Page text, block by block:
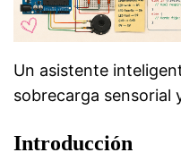
Un asistente
sobrecarga sensorial
Introducción